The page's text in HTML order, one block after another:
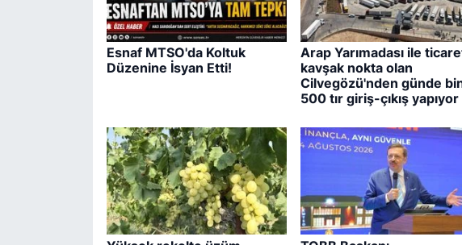
Esnaf MTSO'da Koltuk
Düzenine İsyan Etti!
Arap Yarımadası ile
kavşak nokta olan
Cilvegözü'nden günde
500 tır giriş-çıkış yapıyor